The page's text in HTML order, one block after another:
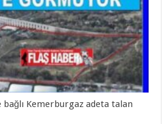
bağlı Kemerburgaz adeta talan